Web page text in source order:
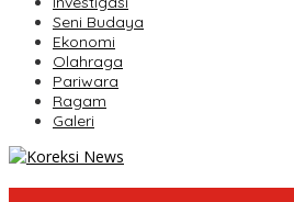
Seni Budaya
Ekonomi
Olahraga
Pariwara
Ragam
Galeri